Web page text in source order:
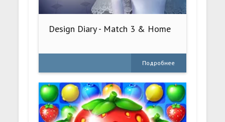
Design Diary - Match 3 & Home
Подробнее